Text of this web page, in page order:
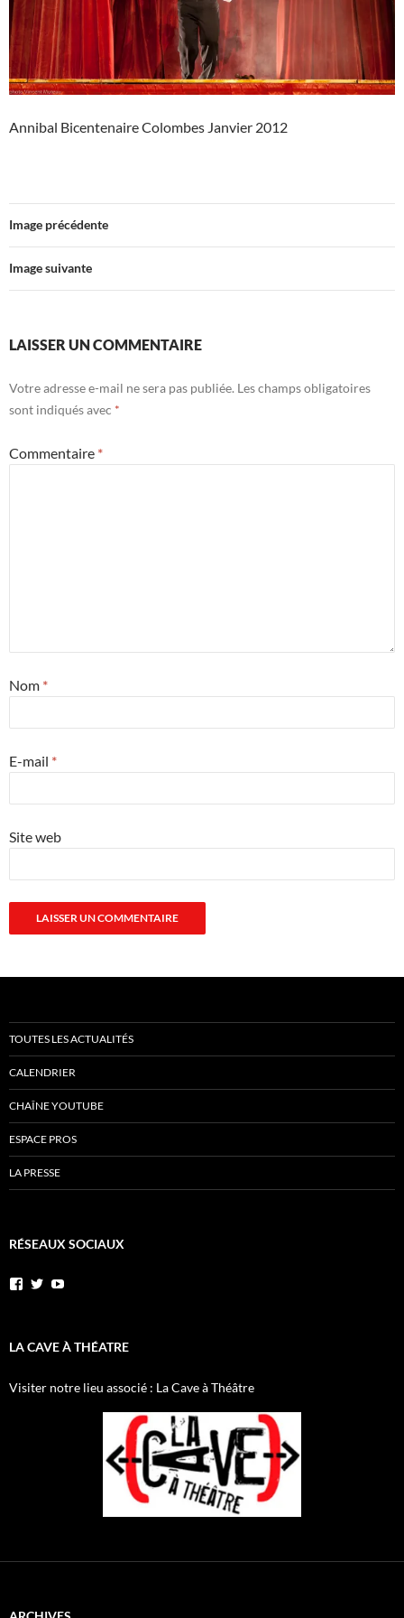
Annibal Bicentenaire Colombes Janvier 2012
Image précédente
Image suivante
LAISSER UN COMMENTAIRE
Votre adresse e-mail ne sera pas publiée. Les champs obligatoires
sont indiqués avec *
Commentaire *
Nom *
E-mail *
Site web
TOUTES LES ACTUALITÉS
CALENDRIER
CHAÎNE YOUTUBE
ESPACE PROS
LA PRESSE
RÉSEAUX SOCIAUX
Voir
AnnibalEtSesElephants
sur
Voir
annibal_lacave
sur
LA CAVE À THÉATRE
Visiter notre lieu associé : La Cave à Théâtre